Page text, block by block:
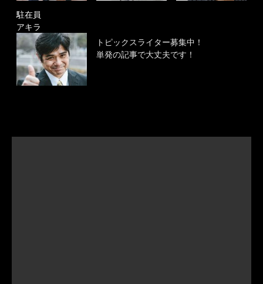
駐在員
アキラ
トピックスライター募集中！
単発の記事で大丈夫です！